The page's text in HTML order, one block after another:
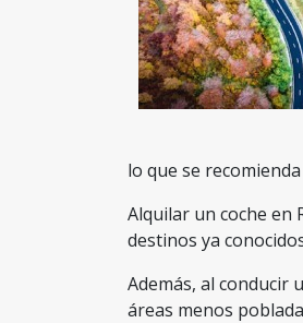
lo que se
Alquilar un coche en
destinos ya
Además, al conducir
áreas menos